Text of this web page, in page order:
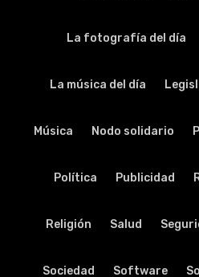
La fotografía del día
La música del día
Música Nodo solidario
Política Publicidad
Religión Salud
Sociedad Software